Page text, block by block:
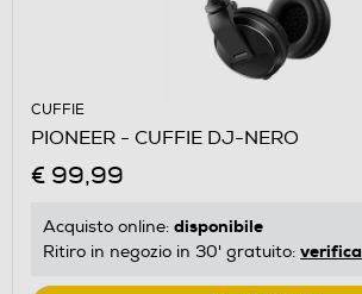
CUFFIE
PIONEER - CUFFIE DJ-NERO
€ 99,99
Acquisto online: disponibile
Ritiro in negozio in 30' gratuito: verifica